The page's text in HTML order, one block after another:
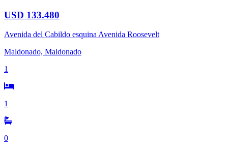
USD 133.480
Avenida del Cabildo esquina Avenida Roosevelt
Maldonado, Maldonado
1
1
0